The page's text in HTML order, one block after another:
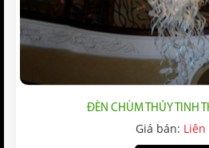
ĐÈN CHÙM THỦY TINH
Giá bán: Liên